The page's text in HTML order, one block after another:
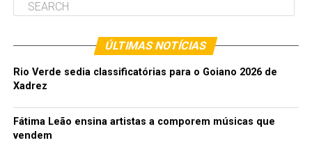
ÚLTIMAS NOTÍCIAS
Rio Verde sedia classificatórias para o Goiano 2026 de
Xadrez
Fátima Leão ensina artistas a comporem músicas que
vendem